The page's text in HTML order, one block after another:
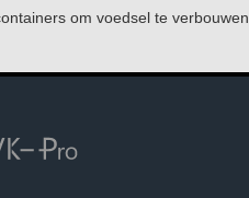
om voedsel te verbouwen